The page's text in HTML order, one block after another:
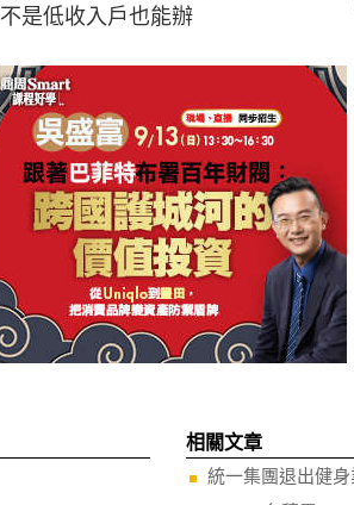
不是低收入戶也能辦
相關文章
統一集團退出健